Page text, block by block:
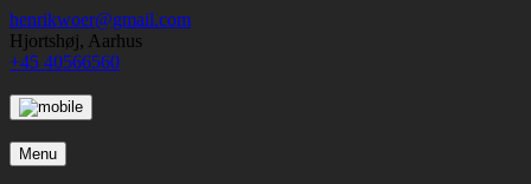
Skip
to
content
henrikwoer@gmail.com
Hjortshøj, Aarhus
+45 40566560
Menu